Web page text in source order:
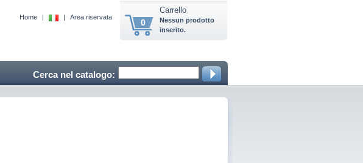
Home | | Area riservata
0
Carrello
Nessun prodotto
inserito.
Cerca nel catalogo: